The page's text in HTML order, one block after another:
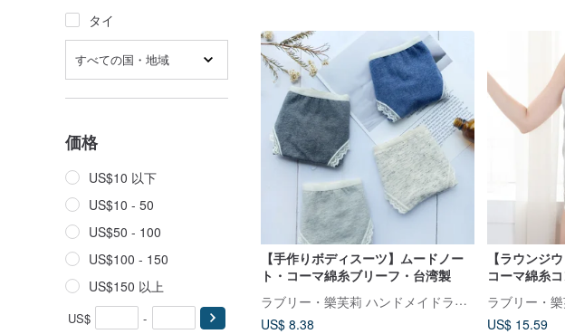
タイ
すべての国・地域
価格
US$10 以下
US$10 - 50
US$50 - 100
US$100 - 150
US$150 以上
US$ -
【手作りボディスーツ】ムードノー
ト・コーマ綿糸ブリーフ・台湾製
ラブリー・樂芙莉 ハンドメイドランジェリー
US$ 8.38
【ラウンジ
コーマ綿糸
湾製
US$ 15.59